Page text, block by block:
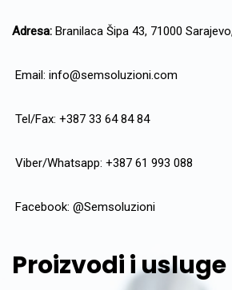
Adresa: Branilaca Šipa 43, 71000
Email: info@semsoluzioni.com
Tel/Fax: +387 33 64 84 84
Viber/Whatsapp: +387 61 993 088
Facebook: @Semsoluzioni
Proizvodi i usluge